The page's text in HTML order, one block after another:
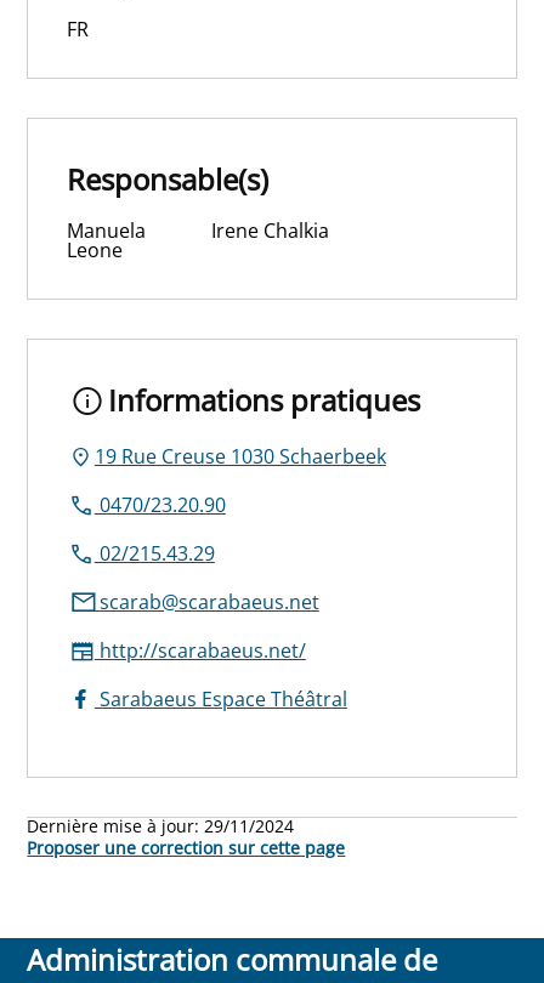
FR
Responsable(s)
Manuela
Leone
Irene Chalkia
Informations pratiques
19 Rue Creuse 1030 Schaerbeek
0470/23.20.90
02/215.43.29
scarab@scarabaeus.net
http://scarabaeus.net/
Sarabaeus Espace Théâtral
Dernière mise à jour:29/11/2024
Proposer une correction sur cette page
Administration communale de